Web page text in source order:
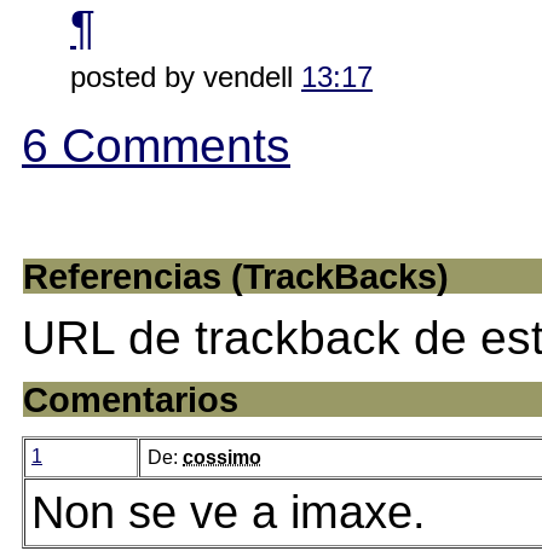
¶
posted by vendell 13:17
6 Comments
Referencias (TrackBacks)
URL de trackback de
Comentarios
1 De: cossimo
Non se ve a imaxe.